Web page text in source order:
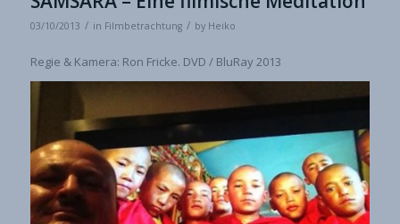
03/10/2013 / in Filmbetrachtung / by Heiko
Regie & Kamera: Ron Fricke. DVD / BluRay 2013